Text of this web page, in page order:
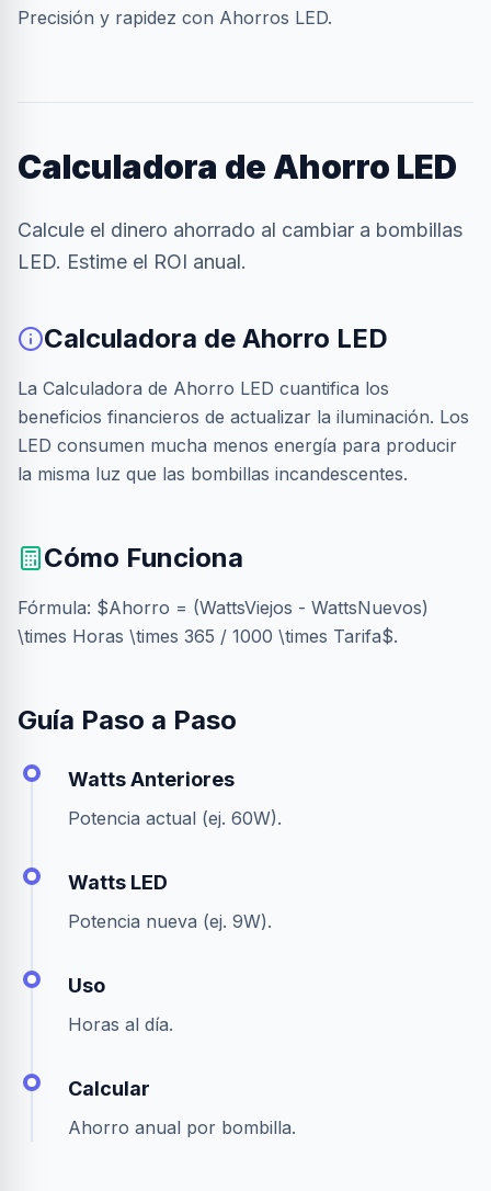
Precisión y rapidez con Ahorros LED.
Calculadora de Ahorro LED
Calcule el dinero ahorrado al cambiar a bombillas
LED. Estime el ROI anual.
Calculadora de Ahorro LED
La Calculadora de Ahorro LED cuantifica los
beneficios financieros de actualizar la iluminación. Los
LED consumen mucha menos energía para producir
la misma luz que las bombillas incandescentes.
Cómo Funciona
Fórmula: $Ahorro = (WattsViejos - WattsNuevos)
\times Horas \times 365 / 1000 \times Tarifa$.
Guía Paso a Paso
Watts Anteriores
Potencia actual (ej. 60W).
Watts LED
Potencia nueva (ej. 9W).
Uso
Horas al día.
Calcular
Ahorro anual por bombilla.